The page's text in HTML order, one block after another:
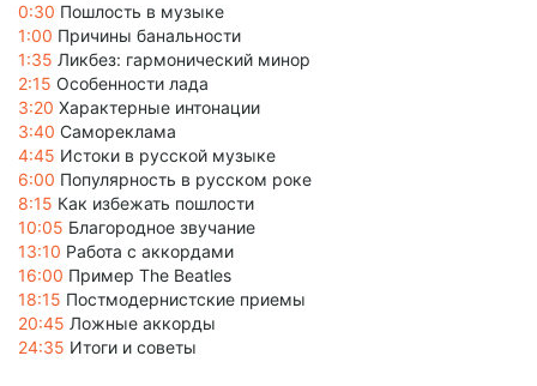
0:30 Пошлость в музыке
1:00 Причины банальности
1:35 Ликбез: гармонический минор
2:15 Особенности лада
3:20 Характерные интонации
3:40 Самореклама
4:45 Истоки в русской музыке
6:00 Популярность в русском роке
8:15 Как избежать пошлости
10:05 Благородное звучание
13:10 Работа с аккордами
16:00 Пример The Beatles
18:15 Постмодернистские приемы
20:45 Ложные аккорды
24:35 Итоги и советы